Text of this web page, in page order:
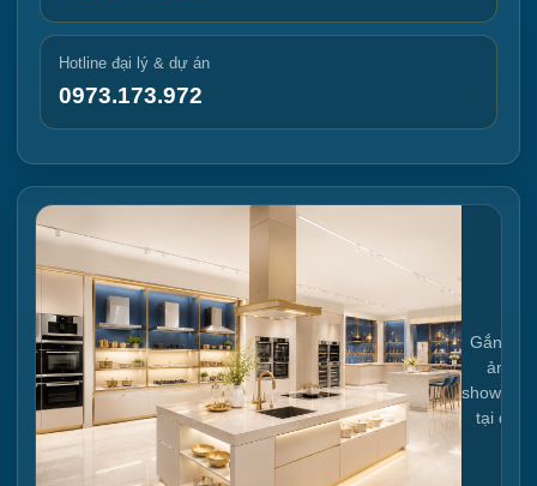
Hotline đại lý & dự án
0973.173.972
Gắn link
ảnh
tại đây